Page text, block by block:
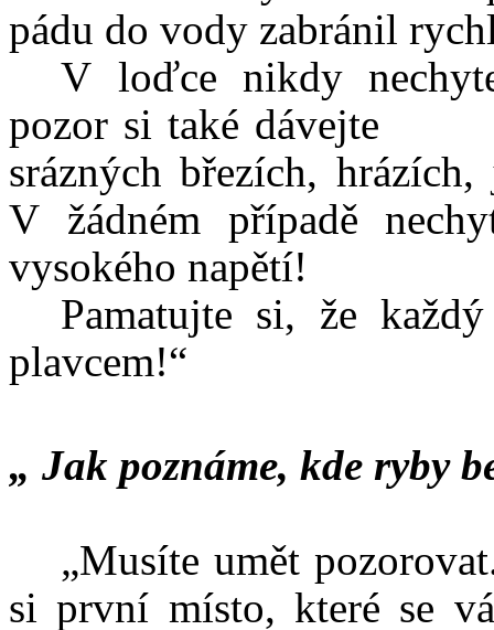
pádu do vody zabránil
V loďce nikdy
pozor si také dávejte
srázných březích,
V žádném případě
vysokého napětí!
Pamatujte si, že
plavcem!“
„ Jak poznáme, kde ryby
„Musíte umět
si první místo, které se